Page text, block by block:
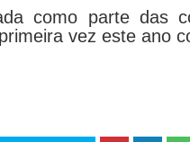
como parte das
vez este ano